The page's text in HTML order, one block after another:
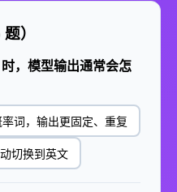
）
，模型输出通常会怎
词，输出更固定、重复
切换到英文